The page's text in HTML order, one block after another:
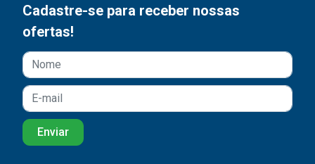
Cadastre-se para receber nossas
ofertas!